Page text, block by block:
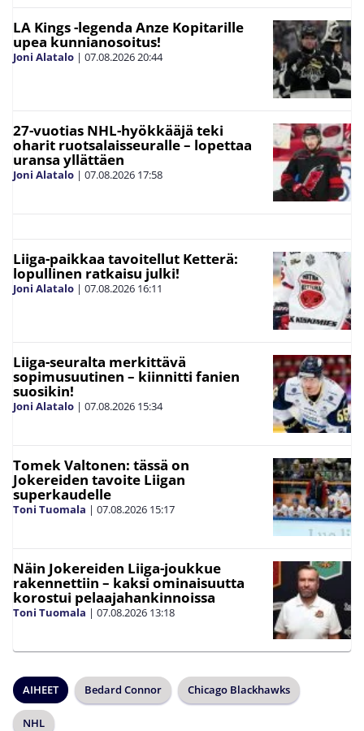
LA Kings -legenda Anze Kopitarille
upea kunnianosoitus!
Joni Alatalo | 07.08.202620:44
27-vuotias NHL-hyökkääjä teki
oharit ruotsalaisseuralle – lopettaa
uransa yllättäen
Joni Alatalo | 07.08.2026 17:58
Liiga-paikkaa tavoitellut Ketterä:
lopullinen ratkaisu julki!
Joni Alatalo | 07.08.2026 16:11
Liiga-seuralta merkittävä
sopimusuutinen – kiinnitti fanien
suosikin!
Joni Alatalo | 07.08.2026 15:34
Tomek Valtonen: tässä on
Jokereiden tavoite Liigan
superkaudelle
Toni Tuomala | 07.08.2026 15:17
Näin Jokereiden Liiga-joukkue
rakennettiin – kaksi ominaisuutta
korostui pelaajahankinnoissa
Toni Tuomala | 07.08.2026 13:18
AIHEET Bedard Connor Chicago Blackhawks
NHL